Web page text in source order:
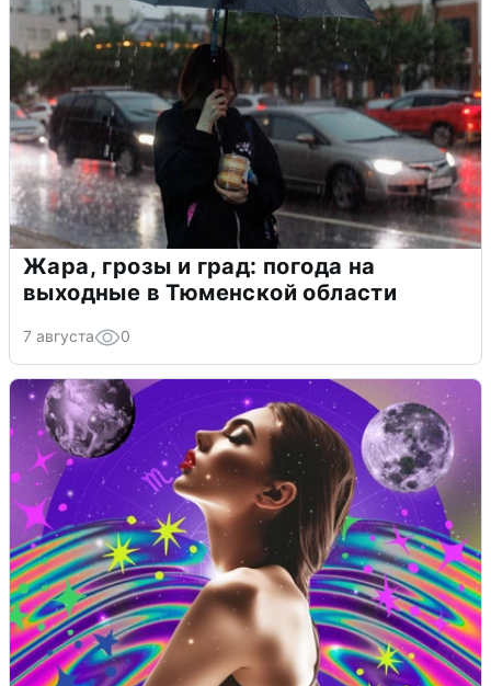
Жара, грозы и град: погода на
выходные в Тюменской области
7 августа 0